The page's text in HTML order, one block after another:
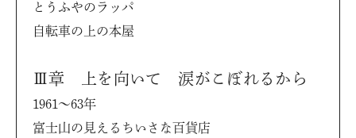
とうふやのラッパ
自転車の上の本屋
Ⅲ章 上を向いて 涙がこぼれるから
1961〜63年
富士山の見えるちいさな百貨店